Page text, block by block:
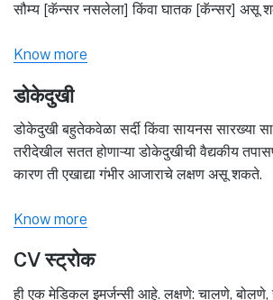
सौम्य [कॅन्सर नसलेला] किंवा घातक [कॅन्सर] असू
Know more
डोकेदुखी
डोकेदुखी बहुतेकवेळा सर्दी किंवा सायनस सारख्या
तरीदेखील सतत होणाऱ्या डोकेदुखीची वैद्यकीय
कारण ती एखाद्या गंभीर आजाराचे लक्षण असू शकते.
Know more
CV स्ट्रोक
ही एक मेडिकल इमर्जन्सी आहे. लक्षणे: चालणे,